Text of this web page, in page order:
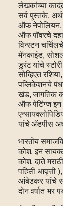
लेखकांच्या
सर्व पुस्तके,
ऑफ नेपोलियन,
ऑफ पॉवरचे
विन्स्टन
मॅनकाइंड,
डुरंट यांचे
सोव्हिएत
पब्लिकेशनचे
खंड, जागतिक
ऑफ पेटिंग्ज इन
यांचे अ‍ॅडपीस
भारतीय
कोश, इन
कोश, दाते
पहिली आवृत्ती
आंबेडकर यांचे
दोन वर्षात भर